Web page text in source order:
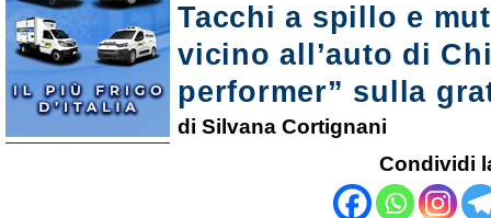
Tacchi a spillo e
vicino all’auto di
performer” sulla
di Silvana Cortignani
Condividi